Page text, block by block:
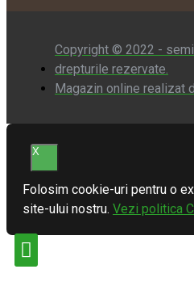
Copyright © 2022 -
drepturile rezervate.
Magazin online realizat
X
Folosim cookie-uri pentru o
site-ului nostru. Vezi politica